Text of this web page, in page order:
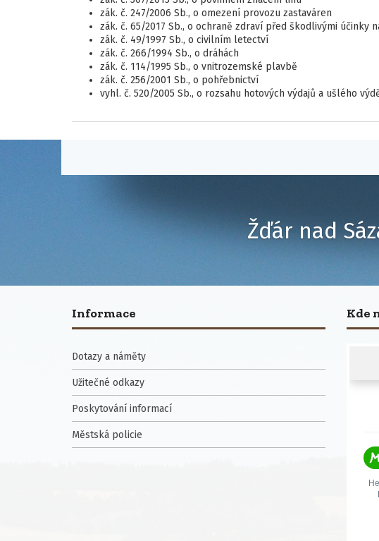
zák. č. 247/2006 Sb., o omezení provozu zastaváren
zák. č. 65/2017 Sb., o ochraně zdraví před škodlivými účinky
zák. č. 49/1997 Sb., o civilním letectví
zák. č. 266/1994 Sb., o dráhách
zák. č. 114/1995 Sb., o vnitrozemské plavbě
zák. č. 256/2001 Sb., o pohřebnictví
vyhl. č. 520/2005 Sb., o rozsahu hotových výdajů a ušlého
Žďár nad
Informace
Dotazy a náměty
Užitečné odkazy
Poskytování informací
Městská policie
Kde